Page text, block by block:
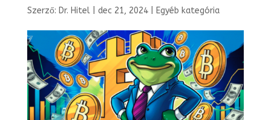
Szerző: Dr. Hitel| dec 21, 2024| Egyéb kategória